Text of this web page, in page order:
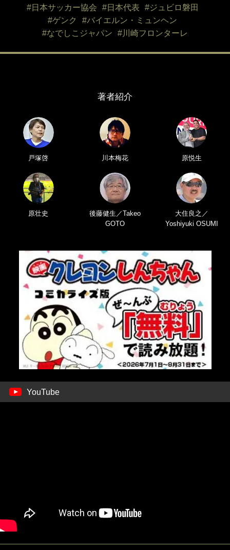
#日本サッカー協会
#日本代表
#ジュビロ磐田
#ゲンク
#バイエルン・ミュンヘン
#なでしこジャパン
#川崎フロンターレ
著者紹介
戸塚啓 川本梅花 原悦生
原壮史
後藤健生／Takeo
GOTO
大住良之／
Yoshiyuki OSUMI
YouTube